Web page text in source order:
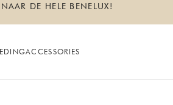
DE HELE BENELUX!
ACCESSORIES